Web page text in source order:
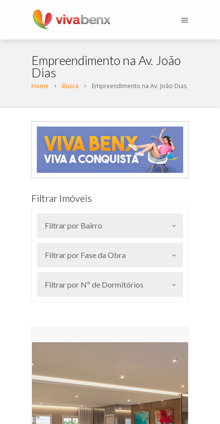
Empreendimento na Av. João
Dias
Home Busca Empreendimento na Av. João Dias
Filtrar Imóveis